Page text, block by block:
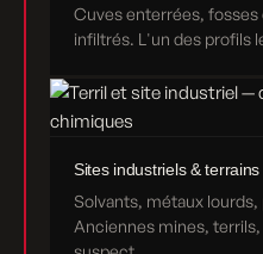
Cuves enterrées,
infiltrés. L'un des profils
Sites industriels & terrains
Solvants, métaux
Anciennes mines,